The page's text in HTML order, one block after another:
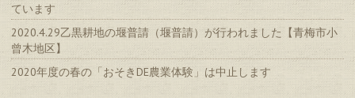
ています
2020.4.29乙黒耕地の堰普請（堰普請）が行われました【青梅市小
曾木地区】
2020年度の春の「おそきDE農業体験」は中止します